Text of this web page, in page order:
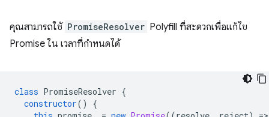
คุณสามารถใช้ PromiseResolver Polyfill ที่สะดวกเพื่อแก้ไข
Promise ใน เวลาที่กำหนดได้
class PromiseResolver {
constructor()
{